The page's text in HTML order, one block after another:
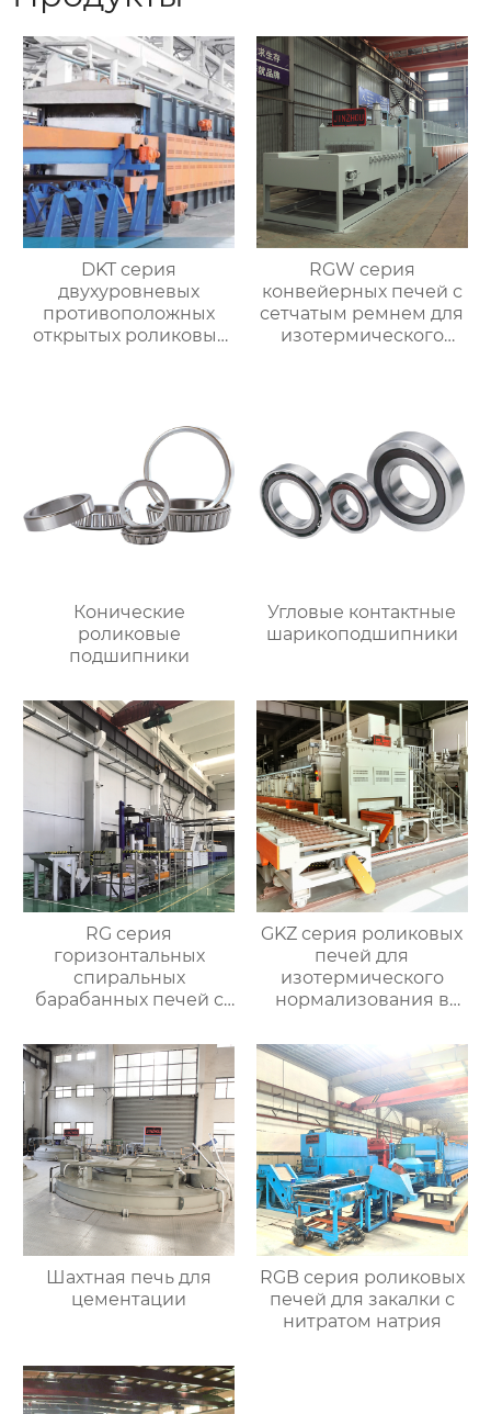
DKT серия
двухуровневых
противоположных
открытых роликовых
RGW серия
конвейерных печей с
сетчатым ремнем для
изотермического
Конические
роликовые
подшипники
Угловые контактные
шарикоподшипники
RG серия
горизонтальных
спиральных
барабанных печей с
атмосферой для
термической
обработки
GKZ серия роликовых
печей для
изотермического
нормализования в
процессе
Шахтная печь для
цементации
RGB серия роликовых
печей для закалки с
нитратом натрия